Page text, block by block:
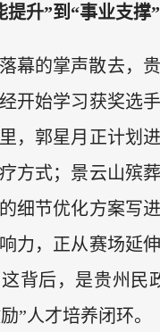
提升”到“事业支撑
幕的掌声散去，
开始学习获奖选
，郭星月正计划
方式；景云山殡
细节优化方案写
力，正从赛场延
背后，是贵州民
”人才培养闭环。